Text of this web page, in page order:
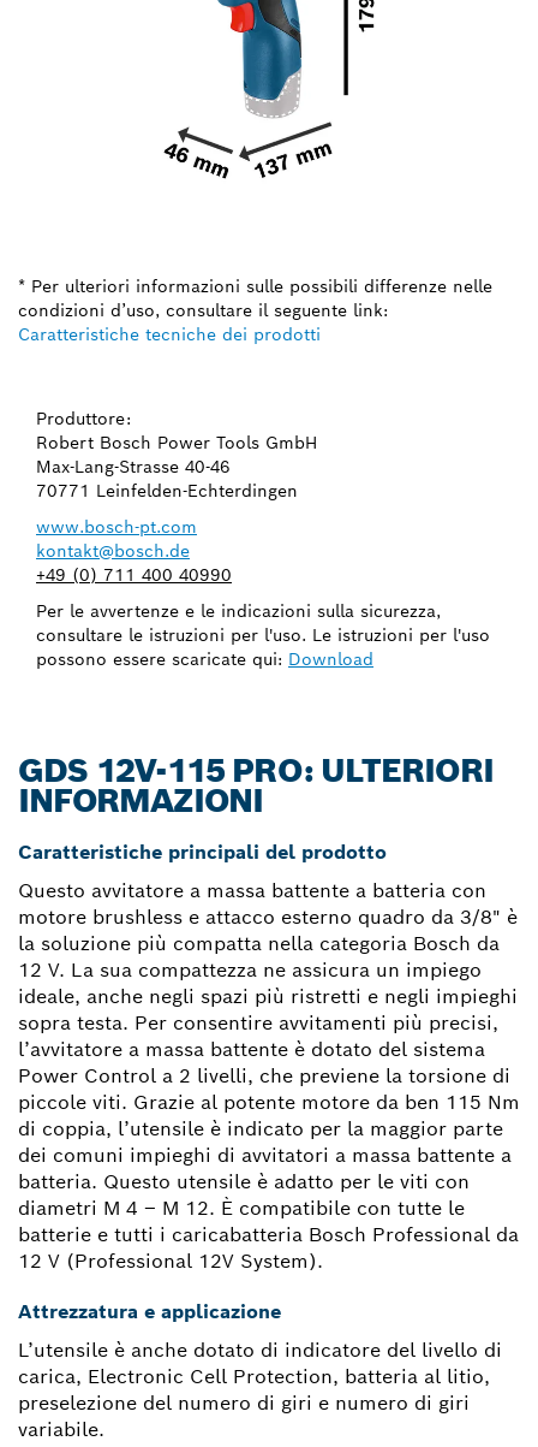
* Per ulteriori informazioni sulle possibili differenze nelle
condizioni d’uso, consultare il seguente link:
Caratteristiche tecniche dei prodotti
Produttore:
Robert Bosch Power Tools GmbH
Max-Lang-Strasse 40-46
70771 Leinfelden-Echterdingen
www.bosch-pt.com
kontakt@bosch.de
+49 (0) 711 400 40990
Per le avvertenze e le indicazioni sulla sicurezza,
consultare le istruzioni per l'uso. Le istruzioni per l'uso
possono essere scaricate qui: Download
GDS 12V-115 PRO: ULTERIORI
INFORMAZIONI
Caratteristiche principali del prodotto
Questo avvitatore a massa battente a batteria con
motore brushless e attacco esterno quadro da 3/8" è
la soluzione più compatta nella categoria Bosch da
12 V. La sua compattezza ne assicura un impiego
ideale, anche negli spazi più ristretti e negli impieghi
sopra testa. Per consentire avvitamenti più precisi,
l’avvitatore a massa battente è dotato del sistema
Power Control a 2 livelli, che previene la torsione di
piccole viti. Grazie al potente motore da ben 115 Nm
di coppia, l’utensile è indicato per la maggior parte
dei comuni impieghi di avvitatori a massa battente a
batteria. Questo utensile è adatto per le viti con
diametri M 4 – M 12. È compatibile con tutte le
batterie e tutti i caricabatteria Bosch Professional da
12 V (Professional 12V System).
Attrezzatura e applicazione
L’utensile è anche dotato di indicatore del livello di
carica, Electronic Cell Protection, batteria al litio,
preselezione del numero di giri e numero di giri
variabile.